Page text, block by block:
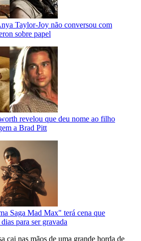
Taylor-Joy não conversou com
sobre papel
revelou que deu nome ao filho
a Brad Pitt
Saga Mad Max" terá cena que
para ser gravada
cai nas mãos de uma grande horda de